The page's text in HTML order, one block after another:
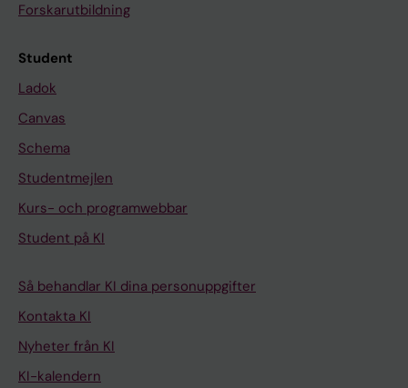
Forskarutbildning
Student
Ladok
Canvas
Schema
Studentmejlen
Kurs- och programwebbar
Student på KI
Så behandlar KI dina personuppgifter
Kontakta KI
Nyheter från KI
KI-kalendern